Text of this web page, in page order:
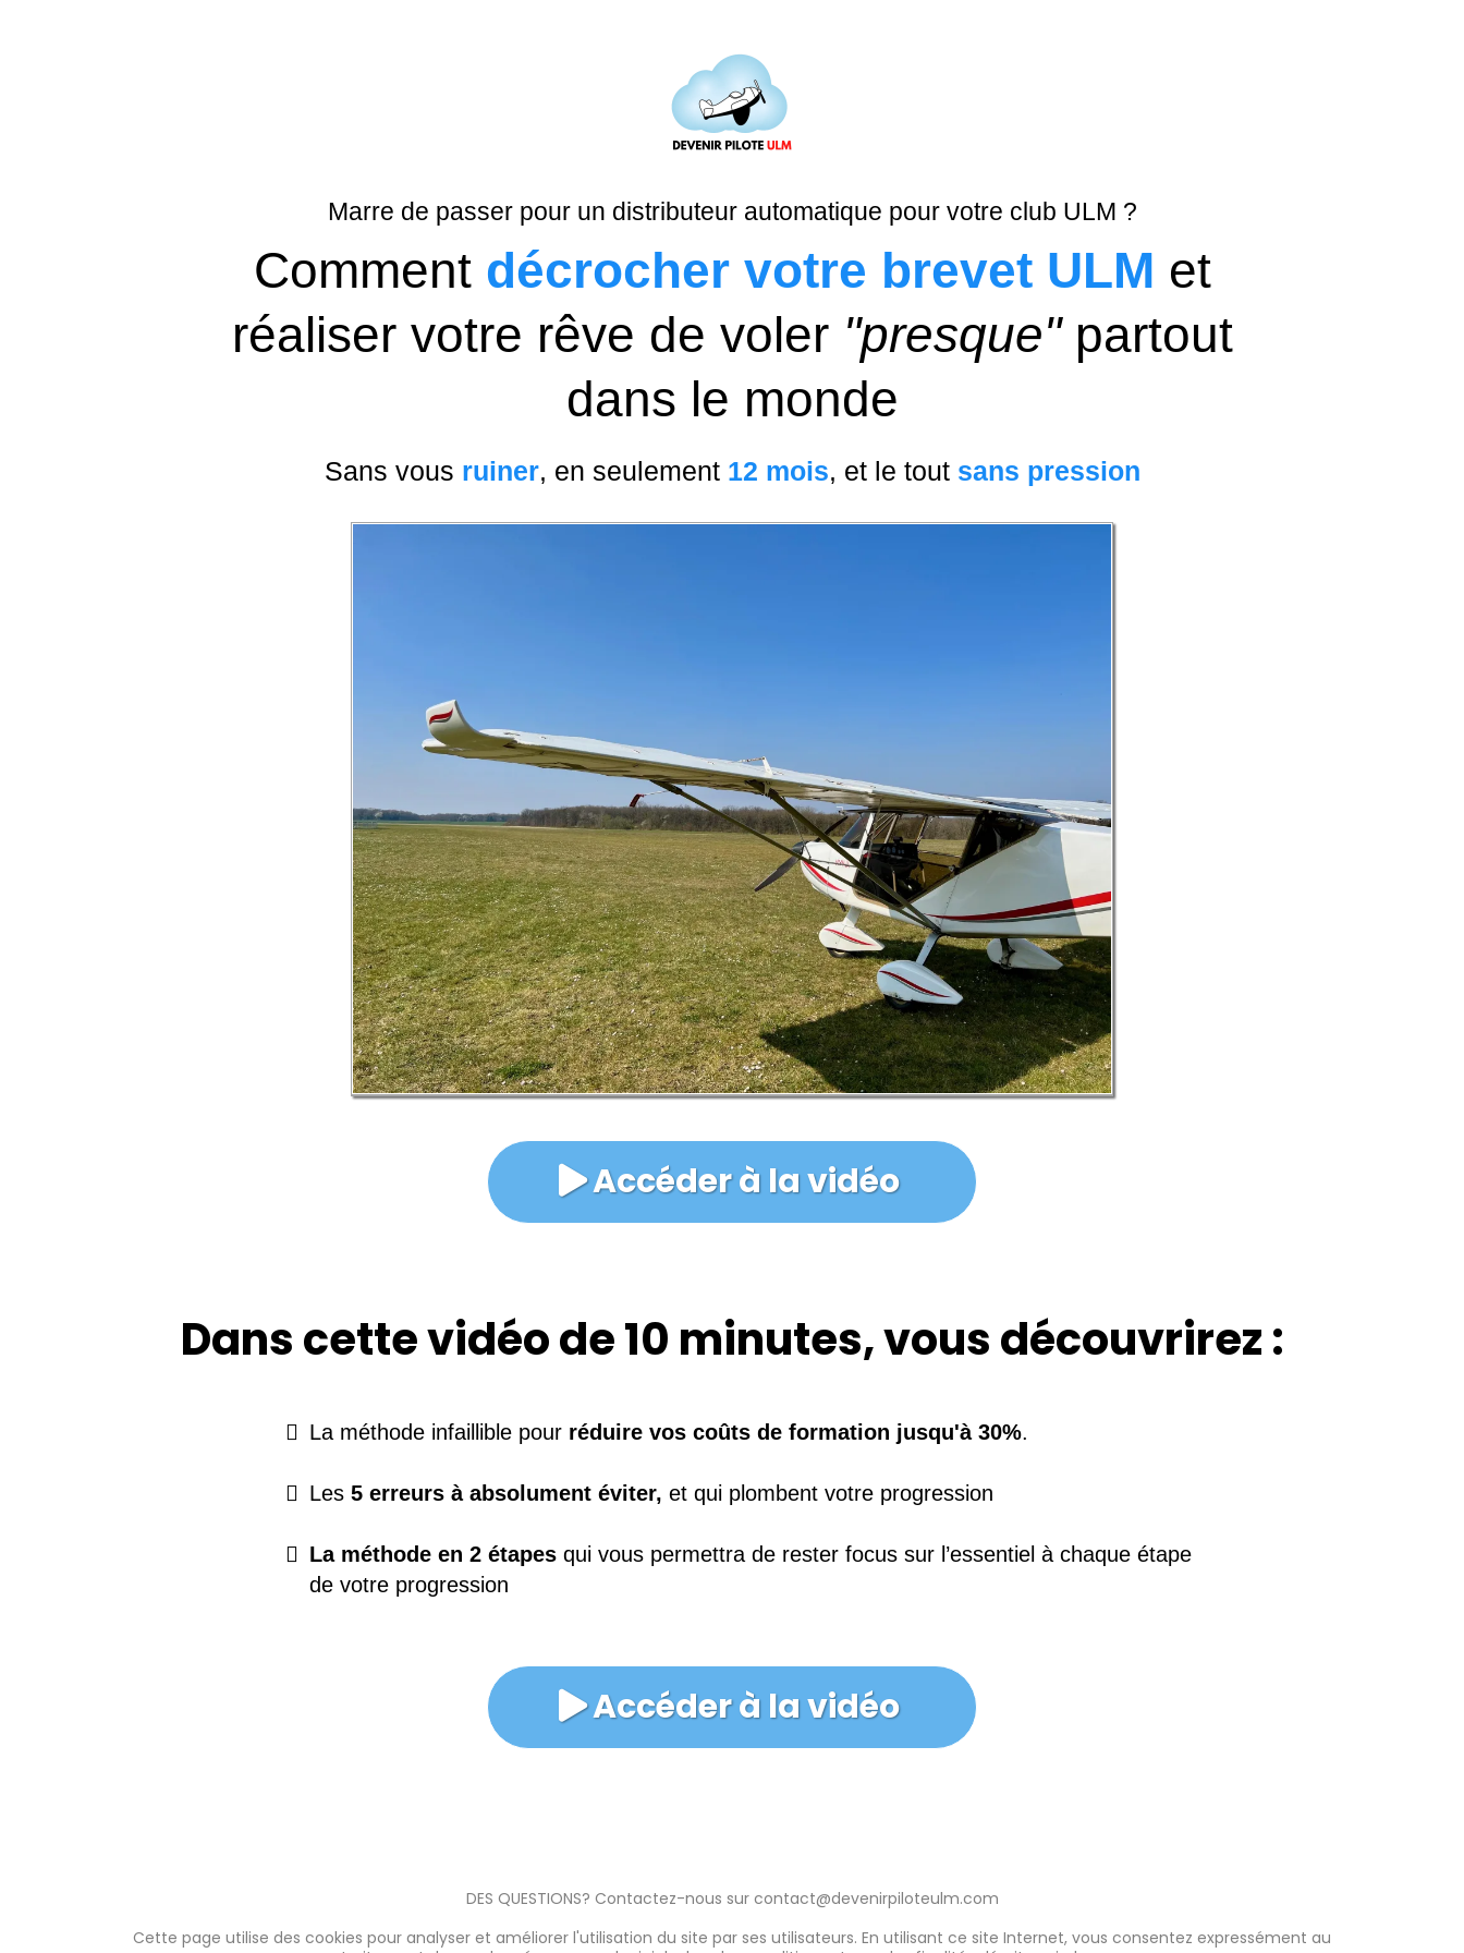
Marre de passer pour un distributeur automatique pour votre club ULM ?
Comment décrocher votre brevet ULM et
réaliser votre rêve de voler "presque"partout
dans le monde
Sans vous ruiner, en seulement 12 mois, et le tout sans pression
Accéder à la vidéo
Dans cette vidéo de 10 minutes, vous découvrirez :
La méthode infaillible pour réduire vos coûts de formation jusqu'à 30%.
Les 5 erreurs à absolument éviter, et qui plombent votre progression
La méthode en 2 étapes qui vous permettra de rester focus sur l’essentiel à chaque étape
de votre progression
Accéder à la vidéo
DES QUESTIONS? Contactez-nous sur contact@devenirpiloteulm.com
Cette page utilise des cookies pour analyser et améliorer l'utilisation du site par ses utilisateurs. En utilisant ce site Internet, vous consentez expressément au